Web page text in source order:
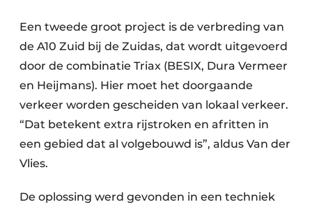
Een tweede groot project is de verbreding van
de A10 Zuid bij de Zuidas, dat wordt uitgevoerd
door de combinatie Triax (BESIX, Dura Vermeer
en Heijmans). Hier moet het doorgaande
verkeer worden gescheiden van lokaal verkeer.
“Dat betekent extra rijstroken en afritten in
een gebied dat al volgebouwd is”, aldus Van der
Vlies.
De oplossing werd gevonden in een techniek